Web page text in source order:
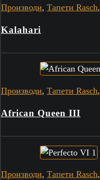
Производи, Тапети Rasch,
Kalahari
Производи, Тапети Rasch,
African Queen III
Производи, Тапети Rasch,